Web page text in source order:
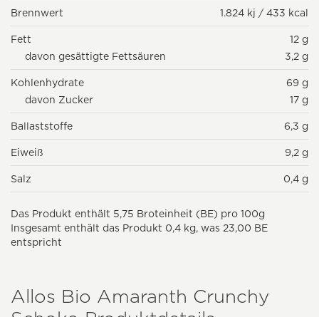
Brennwert 1.824 kj / 433 kcal
Fett
12 g
davon gesättigte Fettsäuren
3,2 g
Kohlenhydrate
69 g
davon Zucker
17 g
Ballaststoffe 6,3 g
Eiweiß 9,2 g
Salz 0,4 g
Das Produkt enthält 5,75 Broteinheit (BE) pro 100g
Insgesamt enthält das Produkt 0,4 kg, was 23,00 BE
entspricht
Allos Bio Amaranth Crunchy